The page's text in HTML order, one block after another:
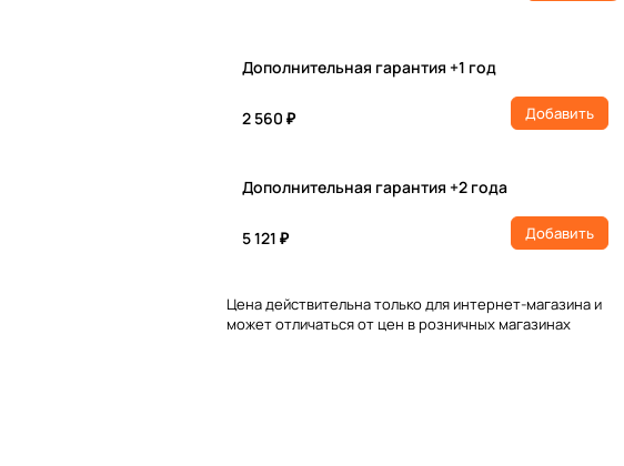
Дополнительная гарантия +1 год
2 560 ₽ Добавить
Дополнительная гарантия +2 года
5 121 ₽ Добавить
Цена действительна только для интернет-магазина и
может отличаться от цен в розничных магазинах